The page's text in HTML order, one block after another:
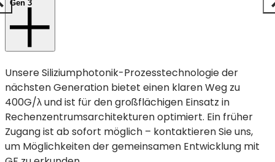
Gen 3
Unsere Siliziumphotonik-Prozesstechnologie der
nächsten Generation bietet einen klaren Weg zu
400G/λ und ist für den großflächigen Einsatz in
Rechenzentrumsarchitekturen optimiert. Ein früher
Zugang ist ab sofort möglich – kontaktieren Sie uns,
um Möglichkeiten der gemeinsamen Entwicklung mit